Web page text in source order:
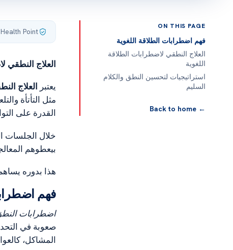
ON THIS PAGE
فهم اضطرابات الطلاقة اللغوية
العلاج النطقي لاضطرابات الطلاقة
اللغوية
استراتيجيات لتحسين النطق والكلام
السليم
← Back to home
Point
العلاج النطقي
يعتبر العلاج
مثل التأتأة
القدرة على
خلال الجلسات
بيعطوهم
هذا بدوره
فهم
اضطرابات
صعوبة في
المشاكل،